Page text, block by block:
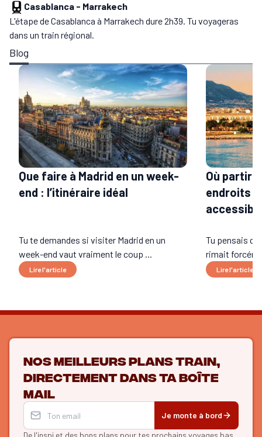
Casablanca - Marrakech
L'étape de Casablanca à Marrakech dure 2h39. Tu voyageras
dans un train régional.
Blog
Que faire à Madrid en un week-
end : l’itinéraire idéal
Tu te demandes si visiter Madrid en un
week-end vaut vraiment le coup ...
Lire l'article
Où partir
endroits
Tu pensais
rimait
Lire l'article
Nos meilleurs plans train,
directement dans ta boîte
mail
Je monte à bord